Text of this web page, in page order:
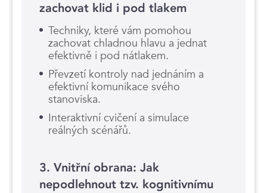
zachovat klid i pod tlakem
Techniky, které vám pomohou
zachovat chladnou hlavu a jednat
efektivně i pod nátlakem.
Převzetí kontroly nad jednáním a
efektivní komunikace svého
stanoviska.
Interaktivní cvičení a simulace
reálných scénářů.
3. Vnitřní obrana: Jak
nepodlehnout tzv. kognitivnímu